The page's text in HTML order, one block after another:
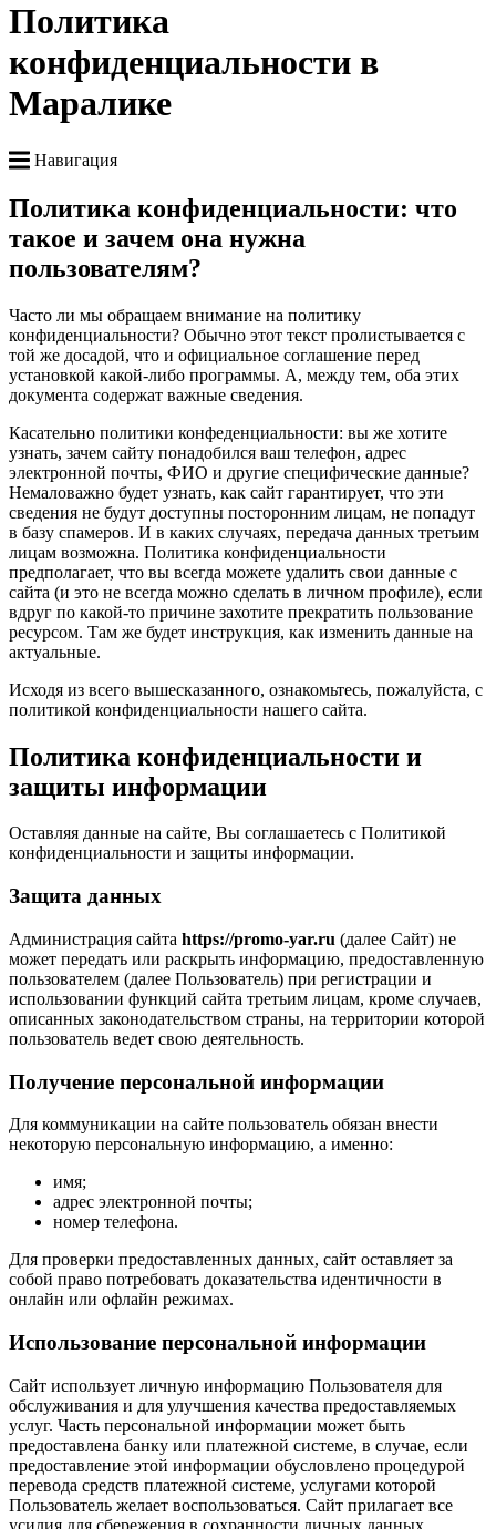
Политика
конфиденциальности в
Маралике
Навигация
Политика конфиденциальности: что
такое и зачем она нужна
пользователям?
Часто ли мы обращаем внимание на политику
конфиденциальности? Обычно этот текст пролистывается с
той же досадой, что и официальное соглашение перед
установкой какой-либо программы. А, между тем, оба этих
документа содержат важные сведения.
Касательно политики конфеденциальности: вы же хотите
узнать, зачем сайту понадобился ваш телефон, адрес
электронной почты, ФИО и другие специфические данные?
Немаловажно будет узнать, как сайт гарантирует, что эти
сведения не будут доступны посторонним лицам, не попадут
в базу спамеров. И в каких случаях, передача данных третьим
лицам возможна. Политика конфиденциальности
предполагает, что вы всегда можете удалить свои данные с
сайта (и это не всегда можно сделать в личном профиле), если
вдруг по какой-то причине захотите прекратить пользование
ресурсом. Там же будет инструкция, как изменить данные на
актуальные.
Исходя из всего вышесказанного, ознакомьтесь, пожалуйста, с
политикой конфиденциальности нашего сайта.
Политика конфиденциальности и
защиты информации
Оставляя данные на сайте, Вы соглашаетесь с Политикой
конфиденциальности и защиты информации.
Защита данных
Администрация сайта https://promo-yar.ru (далее Сайт) не
может передать или раскрыть информацию, предоставленную
пользователем (далее Пользователь) при регистрации и
использовании функций сайта третьим лицам, кроме случаев,
описанных законодательством страны, на территории которой
пользователь ведет свою деятельность.
Получение персональной информации
Для коммуникации на сайте пользователь обязан внести
некоторую персональную информацию, а именно:
имя;
адрес электронной почты;
номер телефона.
Для проверки предоставленных данных, сайт оставляет за
собой право потребовать доказательства идентичности в
онлайн или офлайн режимах.
Использование персональной информации
Сайт использует личную информацию Пользователя для
обслуживания и для улучшения качества предоставляемых
услуг. Часть персональной информации может быть
предоставлена банку или платежной системе, в случае, если
предоставление этой информации обусловлено процедурой
перевода средств платежной системе, услугами которой
Пользователь желает воспользоваться. Сайт прилагает все
усилия для сбережения в сохранности личных данных